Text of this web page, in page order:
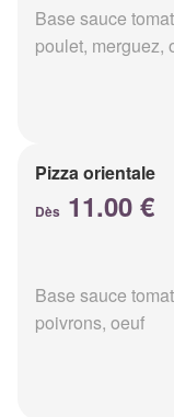
Base sauce
poulet, merguez,
Pizza orientale
Dès 11.00 €
Base sauce
poivrons, oeuf